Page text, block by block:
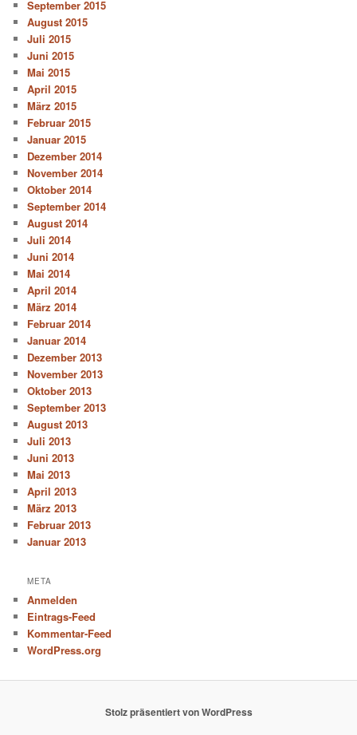
September 2015
August 2015
Juli 2015
Juni 2015
Mai 2015
April 2015
März 2015
Februar 2015
Januar 2015
Dezember 2014
November 2014
Oktober 2014
September 2014
August 2014
Juli 2014
Juni 2014
Mai 2014
April 2014
März 2014
Februar 2014
Januar 2014
Dezember 2013
November 2013
Oktober 2013
September 2013
August 2013
Juli 2013
Juni 2013
Mai 2013
April 2013
März 2013
Februar 2013
Januar 2013
META
Anmelden
Eintrags-Feed
Kommentar-Feed
WordPress.org
Stolz präsentiert von WordPress